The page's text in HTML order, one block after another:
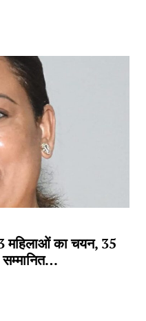
महिलाओं का चयन, 35
सम्मानित…